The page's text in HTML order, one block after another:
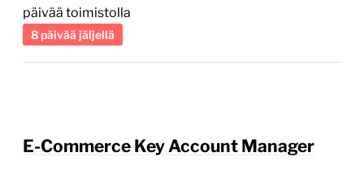
päivää toimistolla
8 päivää jäljellä
E-Commerce Key Account Manager